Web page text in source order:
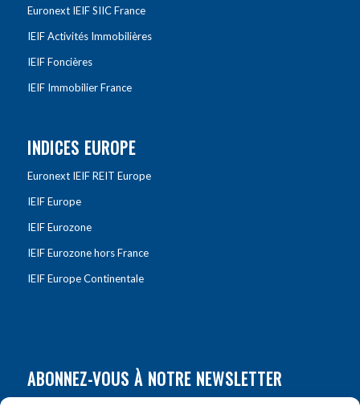
Euronext IEIF SIIC France
IEIF Activités Immobilières
IEIF Foncières
IEIF Immobilier France
INDICES EUROPE
Euronext IEIF REIT Europe
IEIF Europe
IEIF Eurozone
IEIF Eurozone hors France
IEIF Europe Continentale
ABONNEZ-VOUS À NOTRE NEWSLETTER